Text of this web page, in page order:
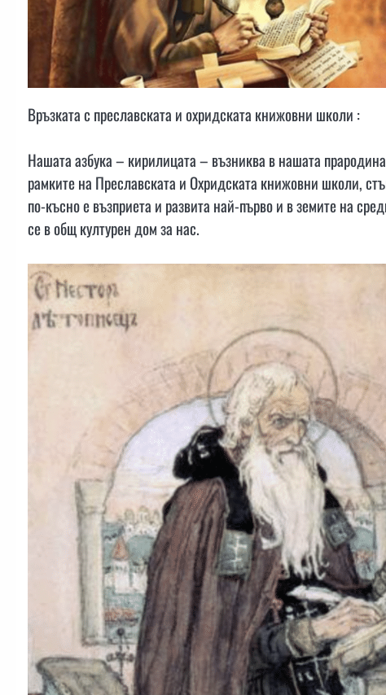
Връзката с преславската и охридската книжовни школи :
Нашата азбука – кирилицата – възниква в нашата
рамките на Преславската и Охридската книжовни школи,
по-късно е възприета и развита най-първо и в земите на
се в общ културен дом за нас.